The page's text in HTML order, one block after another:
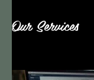
Our Services